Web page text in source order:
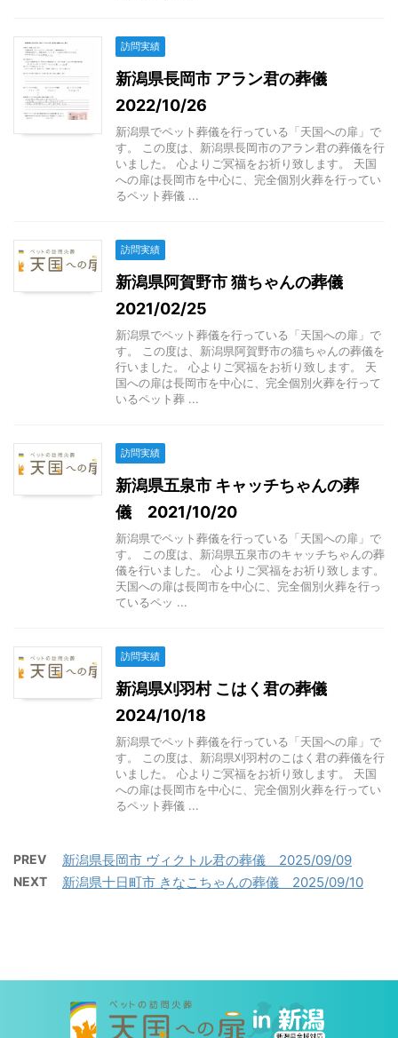
訪問実績
新潟県長岡市 アラン君の葬儀
2022/10/26
新潟県でペット葬儀を行っている「天国への扉」で
す。 この度は、新潟県長岡市のアラン君の葬儀を行
いました。 心よりご冥福をお祈り致します。 天国
への扉は長岡市を中心に、完全個別火葬を行ってい
るペット葬儀 ...
訪問実績
新潟県阿賀野市 猫ちゃんの葬儀
2021/02/25
新潟県でペット葬儀を行っている「天国への扉」で
す。 この度は、新潟県阿賀野市の猫ちゃんの葬儀を
行いました。 心よりご冥福をお祈り致します。 天
国への扉は長岡市を中心に、完全個別火葬を行って
いるペット葬 ...
訪問実績
新潟県五泉市 キャッチちゃんの葬
儀 2021/10/20
新潟県でペット葬儀を行っている「天国への扉」で
す。 この度は、新潟県五泉市のキャッチちゃんの葬
儀を行いました。 心よりご冥福をお祈り致します。
天国への扉は長岡市を中心に、完全個別火葬を行っ
ているペッ ...
訪問実績
新潟県刈羽村 こはく君の葬儀
2024/10/18
新潟県でペット葬儀を行っている「天国への扉」で
す。 この度は、新潟県刈羽村のこはく君の葬儀を行
いました。 心よりご冥福をお祈り致します。 天国
への扉は長岡市を中心に、完全個別火葬を行ってい
るペット葬儀 ...
PREV 新潟県長岡市 ヴィクトル君の葬儀 2025/09/09
NEXT 新潟県十日町市 きなこちゃんの葬儀 2025/09/10